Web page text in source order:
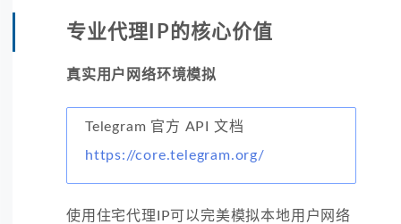
专业代理IP的核心价值
真实用户网络环境模拟
Telegram 官方 API 文档
https://core.telegram.org/
使用住宅代理IP可以完美模拟本地用户网络